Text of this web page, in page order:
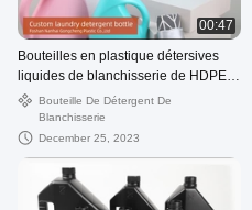
00:47
Bouteilles en plastique détersives
liquides de blanchisserie de HDPE
avec le gallon de mesure 3000ml du
chapeau 1
Bouteille De Détergent De
Blanchisserie
December 25, 2023